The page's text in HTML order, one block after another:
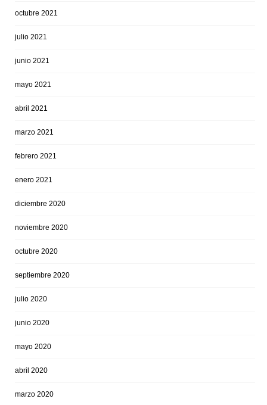
octubre 2021
julio 2021
junio 2021
mayo 2021
abril 2021
marzo 2021
febrero 2021
enero 2021
diciembre 2020
noviembre 2020
octubre 2020
septiembre 2020
julio 2020
junio 2020
mayo 2020
abril 2020
marzo 2020